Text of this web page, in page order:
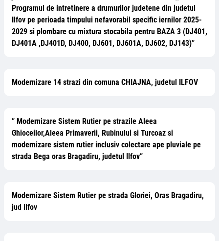
Programul de intretinere a drumurilor judetene din judetul
Ilfov pe perioada timpului nefavorabil specific iernilor 2025-
2029 si plombare cu mixtura stocabila pentru BAZA 3 (DJ401,
DJ401A ,DJ401D, DJ400, DJ601, DJ601A, DJ602, DJ143)”
Modernizare 14 strazi din comuna CHIAJNA, judetul ILFOV
” Modernizare Sistem Rutier pe strazile Aleea
Ghioceilor,Aleea Primaverii, Rubinului si Turcoaz si
modernizare sistem rutier inclusiv colectare ape pluviale pe
strada Bega oras Bragadiru, judetul Ilfov”
Modernizare Sistem Rutier pe strada Gloriei, Oras Bragadiru,
jud llfov